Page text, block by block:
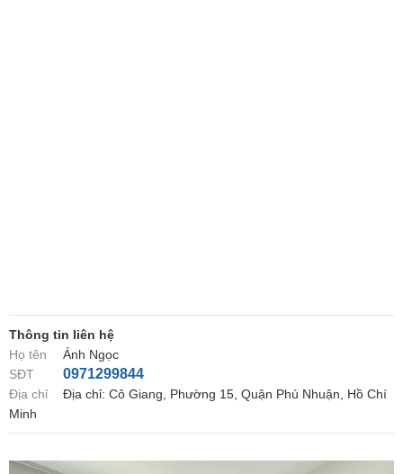
Thông tin liên hệ
Họ tên
Ánh Ngọc
SĐT
0971299844
Địa chỉ
Địa chỉ: Cô Giang, Phường 15, Quận Phú Nhuận, Hồ Chí
Minh